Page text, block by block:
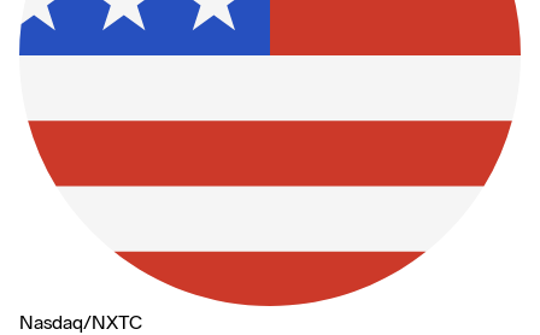
Nasdaq/NXTC